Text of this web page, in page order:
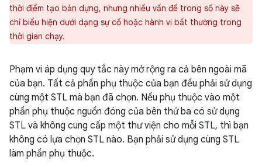
thời điểm tạo bản dựng, nhưng nhiều vấn đề trong số này sẽ
chỉ biểu hiện dưới dạng sự cố hoặc hành vi bất thường trong
thời gian chạy.
Phạm vi áp dụng quy tắc này mở rộng ra cả bên ngoài mã
của bạn. Tất cả phần phụ thuộc của bạn đều phải sử dụng
cùng một STL mà bạn đã chọn. Nếu phụ thuộc vào một
phần phụ thuộc nguồn đóng của bên thứ ba có sử dụng
STL và không cung cấp một thư viện cho mỗi STL, thì bạn
không có lựa chọn STL nào. Bạn phải sử dụng cùng STL
làm phần phụ thuộc.